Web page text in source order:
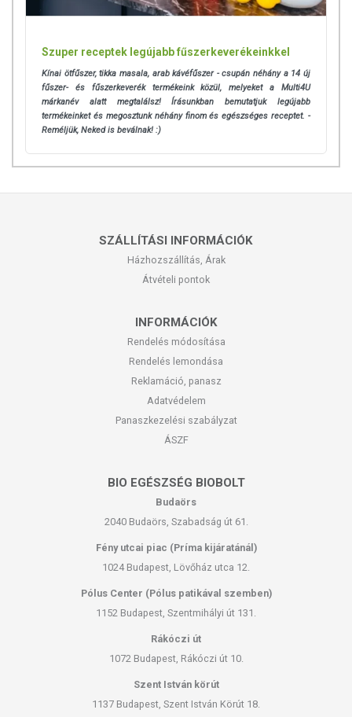
Szuper receptek legújabb fűszerkeverékeinkkel
Kínai ötfűszer, tikka masala, arab kávéfűszer - csupán néhány a 14 új
fűszer- és fűszerkeverék termékeink közül, melyeket a Multi4U
márkanév alatt megtalálsz! Írásunkban bemutatjuk legújabb
termékeinket és megosztunk néhány finom és egészséges receptet. -
Reméljük, Neked is beválnak! :)
SZÁLLÍTÁSI INFORMÁCIÓK
Házhozszállítás, Árak
Átvételi pontok
INFORMÁCIÓK
Rendelés módosítása
Rendelés lemondása
Reklamáció, panasz
Adatvédelem
Panaszkezelési szabályzat
ÁSZF
BIO EGÉSZSÉG BIOBOLT
Budaörs
2040 Budaörs, Szabadság út 61.
Fény utcai piac (Príma kijáratánál)
1024 Budapest, Lövőház utca 12.
Pólus Center (Pólus patikával szemben)
1152 Budapest, Szentmihályi út 131.
Rákóczi út
1072 Budapest, Rákóczi út 10.
Szent István körút
1137 Budapest, Szent István Körút 18.